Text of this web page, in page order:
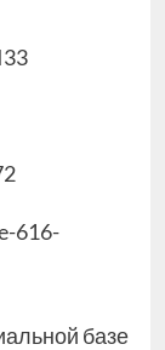
616-
базе